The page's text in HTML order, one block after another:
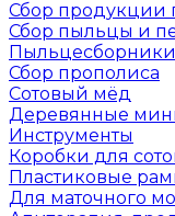
Сбор продукции
Сбор пыльцы и
Пыльцесборники
Сбор прополиса
Сотовый мёд
Деревянные
Инструменты
Коробки для
Пластиковые
Для маточного